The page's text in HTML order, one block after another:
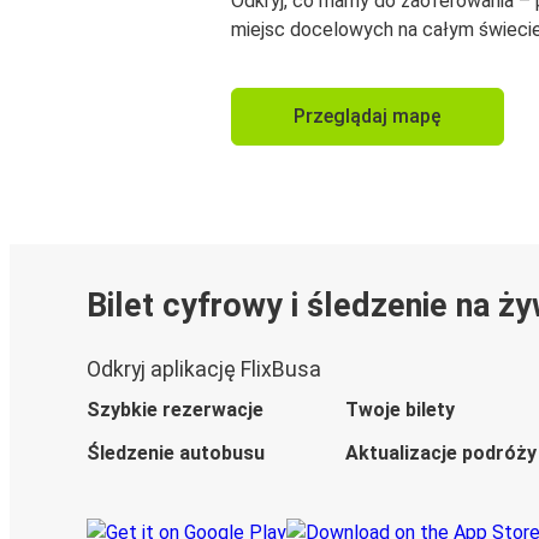
miejsc docelowych na całym
Przeglądaj mapę
Bilet cyfrowy i śledzenie na
Odkryj aplikację FlixBusa
Szybkie rezerwacje
Twoje bilety
Śledzenie autobusu
Aktualizacje podróży